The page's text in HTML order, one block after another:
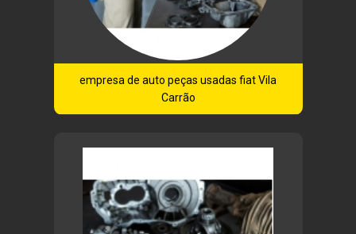
empresa de auto peças usadas fiat Vila
Carrão